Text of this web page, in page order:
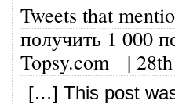
Tweets that
получить 1 000
Topsy.com|
[…] This post